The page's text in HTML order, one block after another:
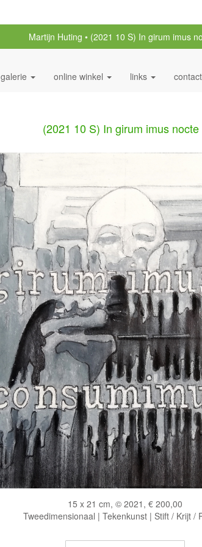
Martijn Huting (2021 10 S) In girum imus
galerie online winkel links contact
(2021 10 S) In girum imus nocte
15 x 21 cm, © 2021, € 200,00
Tweedimensionaal | Tekenkunst | Stift / Krijt /